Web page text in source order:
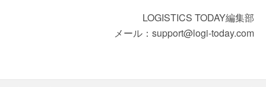
LOGISTICS TODAY編集部
メール：support@logi-today.com